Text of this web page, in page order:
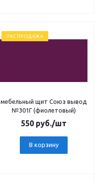
РАСПРОДАЖА
мебельный щит Союз вывод
№301Г (фиолетовый)
550 руб./шт
В корзину